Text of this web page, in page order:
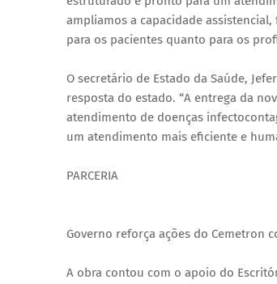
ampliamos a capacidade
para os pacientes quanto para os
O secretário de Estado da Saúde,
resposta do estado. “A entrega da
atendimento de doenças
um atendimento mais eficiente e
PARCERIA
Governo reforça ações do Cemetron
A obra contou com o apoio do